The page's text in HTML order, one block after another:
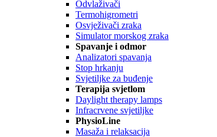
Odvlaživači
Termohigrometri
Osvježivači zraka
Simulator morskog zraka
Spavanje i odmor
Analizatori spavanja
Stop hrkanju
Svjetiljke za buđenje
Terapija svjetlom
Daylight therapy lamps
Infracrvene svjetiljke
PhysioLine
Masaža i relaksacija